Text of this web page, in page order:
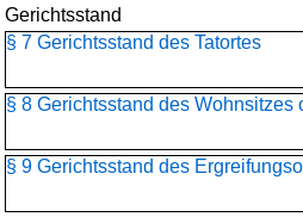
Gerichtsstand
§ 7 Gerichtsstand des Tatortes
§ 8 Gerichtsstand des Wohnsitzes
§ 9 Gerichtsstand des